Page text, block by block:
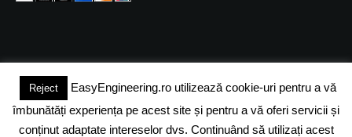
(c) 2024 - FineEngineeringMagazine. All rights reserved.
DESPRE NOI ADVERTISING JOBS DESPRE COOKIES
Reject
EasyEngineering.ro utilizează cookie-uri pentru a vă
îmbunătăți experiența pe acest site și pentru a vă oferi servicii și
conținut adaptate intereselor dvs. Continuând să utilizați acest